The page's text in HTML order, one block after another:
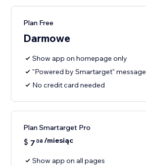
Plan Free
Darmowe
Show app on homepage only
"Powered by Smartarget" message
No credit card needed
Plan Smartarget Pro
$ 7 08 /miesiąc
Show app on all pages